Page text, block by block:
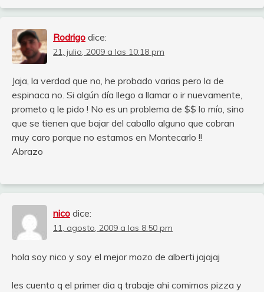
Rodrigo dice:
21, julio, 2009 a las 10:18 pm
Jaja, la verdad que no, he probado varias pero la de
espinaca no. Si algún día llego a llamar o ir nuevamente,
prometo q le pido ! No es un problema de $$ lo mío, sino
que se tienen que bajar del caballo alguno que cobran
muy caro porque no estamos en Montecarlo !!
Abrazo
nico dice:
11, agosto, 2009 a las 8:50 pm
hola soy nico y soy el mejor mozo de alberti jajajaj
les cuento q el primer dia q trabaje ahi comimos pizza y